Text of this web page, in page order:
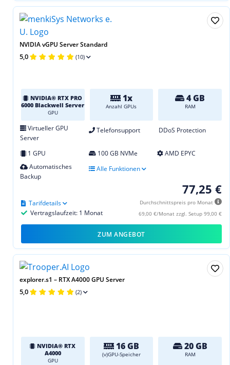
NVIDIA vGPU Server Standard
5,0 (10)
NVIDIA® RTX PRO
6000 Blackwell Server
GPU
1x
Anzahl GPUs
4 GB
RAM
Virtueller GPU
Server
Telefonsupport DDoS Protection
1 GPU 100 GB NVMe
AMD EPYC
Automatisches
Backup
Alle Funktionen
77,25 €
Durchschnittspreis pro Monat
69,00 €/Monat zzgl. Setup 99,00 €
Vertragslaufzeit: 1 Monat
Tarifdetails
ZUM ANGEBOT
explorer.s1 – RTX A4000 GPU Server
5,0 (2)
NVIDIA® RTX
A4000
GPU
16 GB
(v)GPU-Speicher
20 GB
RAM